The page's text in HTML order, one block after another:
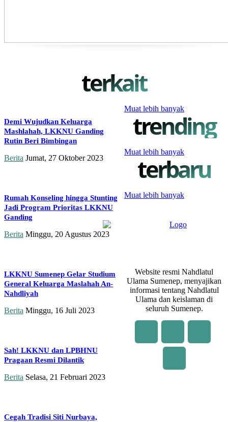
terkait
Demi Wujudkan Keluarga
Mashlahah, LKKNU Ganding
Rutin Beri Bimbingan
Berita Jumat, 27 Oktober 2023
Rumah Konseling hingga Stunting
Jadi Program Prioritas LKKNU
Ganding
Berita Minggu, 20 Agustus 2023
LKKNU Sumenep Gelar Studium
General Keluarga Maslahah An-
Nahdliyah
Berita Minggu, 16 Juli 2023
Sah! LKKNU dan LPBHNU
Pragaan Resmi Dilantik
Berita Selasa, 21 Februari 2023
Cegah Tradisi Siti Nurbaya,
Muat lebih banyak
trending
Muat lebih banyak
terbaru
Muat lebih banyak
Website resmi Nahdlatul
Ulama Sumenep, menyajikan
informasi tentang Nahdlatul
Ulama dan keislaman di
seluruh Sumenep.